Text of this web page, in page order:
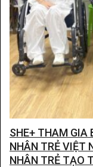
SHE+ THAM GIA
NHÂN TRẺ VIỆT
NHÂN TRẺ TẠO